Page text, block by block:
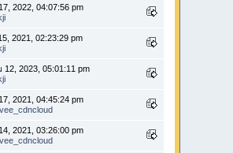
2022, 04:07:56 pm
2021, 02:23:29 pm
12, 2023, 05:01:11 pm
2021, 04:45:24 pm
2021, 03:26:00 pm